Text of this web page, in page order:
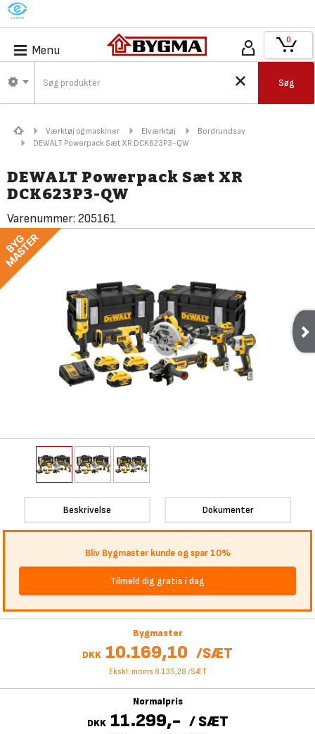
M
Menu
Søg
0
Værktøj og maskiner Elværktøj
Bordrundsav
DEWALT Powerpack Sæt XR DCK623P3-QW
DEWALT Powerpack Sæt XR
DCK623P3-QW
Varenummer: 205161
Beskrivelse Dokumenter
Bliv Bygmaster kunde og spar 10%
Tilmeld dig gratis i dag
Bygmaster
DKK 10.169,10 /SÆT
Ekskl. moms 8.135,28 /SÆT
Normalpris
DKK 11.299,- / SÆT